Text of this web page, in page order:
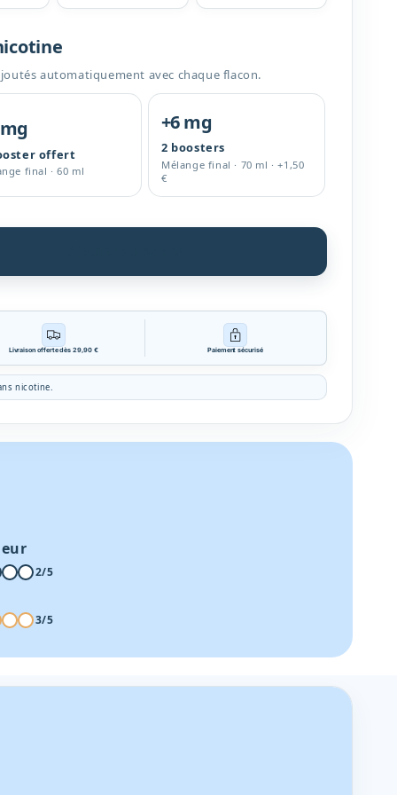
automatiquement avec chaque flacon.
offert
final · 60 ml
+6 mg
2 boosters
Mélange final · 70 ml · +1,50
€
Livraison offerte dès 29,90 € Paiement sécurisé
nicotine.
2/5
3/5